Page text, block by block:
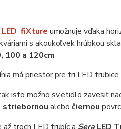
LED fiXture umožnuje vďaka
s akoukoľvek hrúbkou
100 a 120cm
má priestor pre tri LED trubice
isto možno svietidlo zavesiť
striebornou alebo čiernou
troch LED trubíc a SeraLED